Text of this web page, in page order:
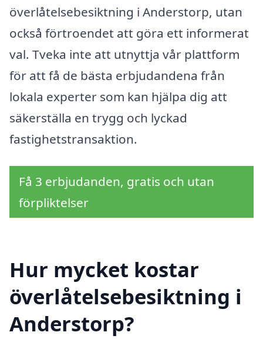
överlåtelsebesiktning i Anderstorp, utan
också förtroendet att göra ett informerat
val. Tveka inte att utnyttja vår plattform
för att få de bästa erbjudandena från
lokala experter som kan hjälpa dig att
säkerställa en trygg och lyckad
fastighetstransaktion.
Få 3 erbjudanden, gratis och utan
förpliktelser
Hur mycket kostar
överlåtelsebesiktning i
Anderstorp?